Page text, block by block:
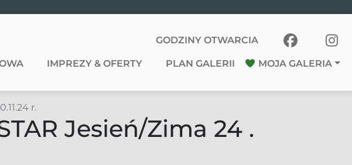
GODZINY OTWARCIA
IMPREZY & OFERTY PLAN GALERII MOJA GALERIA
r.
Jesień/Zima 24 .